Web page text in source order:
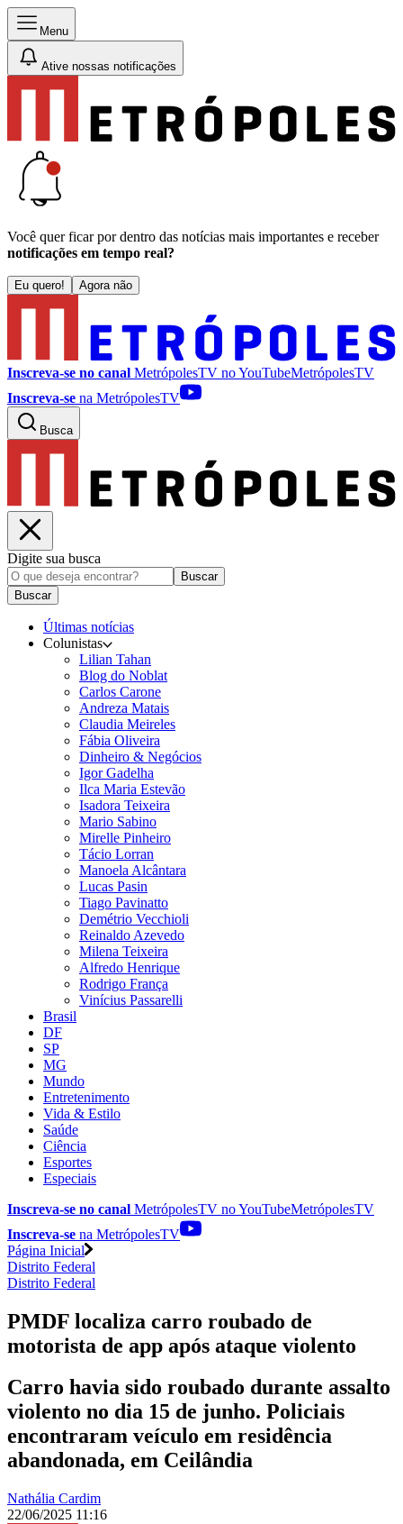
Menu
Ative nossas notificações
Você quer ficar por dentro das notícias mais importantes e receber
notificações em tempo real?
Eu quero! Agora não
Inscreva-se no canal MetrópolesTV noYouTubeMetrópolesTV
Inscreva-se na MetrópolesTV
Busca
Digite sua busca
Buscar
Buscar
Últimas notícias
Colunistas
Lilian Tahan
Blog do Noblat
Carlos Carone
Andreza Matais
Claudia Meireles
Fábia Oliveira
Dinheiro & Negócios
Igor Gadelha
Ilca Maria Estevão
Isadora Teixeira
Mario Sabino
Mirelle Pinheiro
Tácio Lorran
Manoela Alcântara
Lucas Pasin
Tiago Pavinatto
Demétrio Vecchioli
Reinaldo Azevedo
Milena Teixeira
Alfredo Henrique
Rodrigo França
Vinícius Passarelli
Brasil
DF
SP
MG
Mundo
Entretenimento
Vida & Estilo
Saúde
Ciência
Esportes
Especiais
Inscreva-se no canal MetrópolesTV noYouTubeMetrópolesTV
Inscreva-se na MetrópolesTV
Página Inicial
Distrito Federal
Distrito Federal
PMDF localiza carro roubado de
motorista de app após ataque violento
Carro havia sido roubado durante assalto
violento no dia 15 de junho. Policiais
encontraram veículo em residência
abandonada, em Ceilândia
Nathália Cardim
22/06/2025 11:16